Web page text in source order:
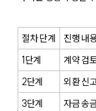
절차 단계 진행 내
1단계
계약 검
2단계
외환 신
3단계
자금 송